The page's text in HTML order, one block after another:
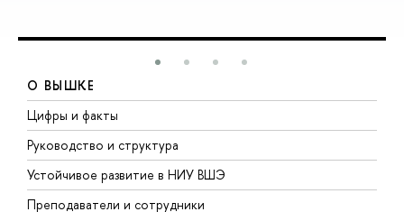
О ВЫШКЕ
Цифры и факты
Руководство и структура
Устойчивое развитие в НИУ ВШЭ
Преподаватели и сотрудники